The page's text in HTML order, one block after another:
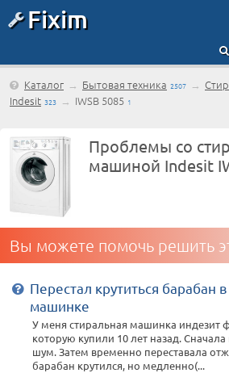
Fixim
Каталог → Бытовая техника 2507 →
Indesit 323 → IWSB 5085 1
Проблемы со
машиной Indesit
Вы можете помочь решить
Перестал крутиться барабан
машинке
У меня стиральная машинка индезит
которую купили 10 лет назад.
шум. Затем временно переставала
барабан крутился, но медленно(...